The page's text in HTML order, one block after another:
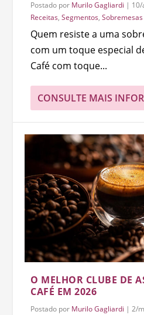
Postado por Murilo Gagliardi |
Receitas,Segmentos,Sobremesas
Quem resiste a uma
com um toque especial
Café com toque...
CONSULTE MAIS
O MELHOR CLUBE DE
CAFÉ EM 2026
Postado por Murilo Gagliardi |2/